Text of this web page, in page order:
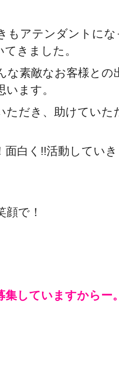
もアテンダントに
きました。
な素敵なお客様と
ます。
ただき、助けてい
面白く!!活動してい
で！
集していますからー